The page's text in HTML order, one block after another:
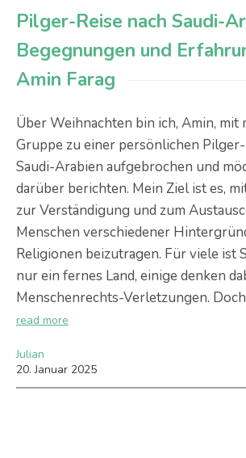
Pilger-Reise nach Saudi-
Begegnungen und
Amin Farag
Über Weihnachten bin ich, Amin, mit
Gruppe zu einer persönlichen Pilger-
Saudi-Arabien aufgebrochen und
darüber berichten. Mein Ziel ist es,
zur Verständigung und zum
Menschen verschiedener
Religionen beizutragen. Für viele ist
nur ein fernes Land, einige denken
Menschenrechts-Verletzungen.
read more
Julian
20. Januar 2025